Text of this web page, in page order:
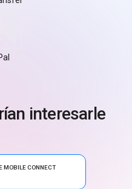
interesarle
MOBILE CONNECT